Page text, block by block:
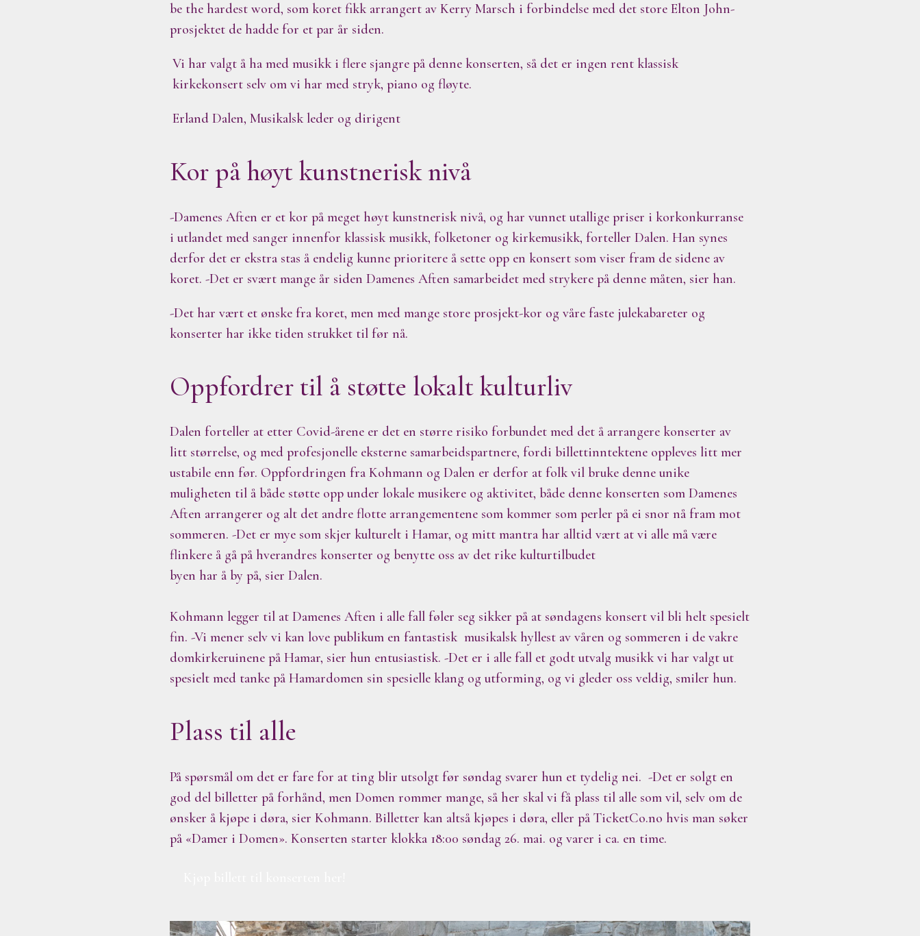
be the hardest word, som koret fikk arrangert av Kerry Marsch i forbindelse med det store Elton John-
prosjektet de hadde for et par år siden.
Vi har valgt å ha med musikk i flere sjangre på denne konserten, så det er ingen rent klassisk
kirkekonsert selv om vi har med stryk, piano og fløyte.
Erland Dalen, Musikalsk leder og dirigent
Kor på høyt kunstnerisk nivå
-Damenes Aften er et kor på meget høyt kunstnerisk nivå, og har vunnet utallige priser i korkonkurranse
i utlandet med sanger innenfor klassisk musikk, folketoner og kirkemusikk, forteller Dalen. Han synes
derfor det er ekstra stas å endelig kunne prioritere å sette opp en konsert som viser fram de sidene av
koret. -Det er svært mange år siden Damenes Aften samarbeidet med strykere på denne måten, sier han.
-Det har vært et ønske fra koret, men med mange store prosjekt-kor og våre faste julekabareter og
konserter har ikke tiden strukket til før nå.
Oppfordrer til å støtte lokalt kulturliv
Dalen forteller at etter Covid-årene er det en større risiko forbundet med det å arrangere konserter av
litt størrelse, og med profesjonelle eksterne samarbeidspartnere, fordi billettinntektene oppleves litt mer
ustabile enn før. Oppfordringen fra Kohmann og Dalen er derfor at folk vil bruke denne unike
muligheten til å både støtte opp under lokale musikere og aktivitet, både denne konserten som Damenes
Aften arrangerer og alt det andre flotte arrangementene som kommer som perler på ei snor nå fram mot
sommeren. -Det er mye som skjer kulturelt i Hamar, og mitt mantra har alltid vært at vi alle må være
flinkere å gå på hverandres konserter og benytte oss av det rike kulturtilbudet
byen har å by på, sier Dalen.
Kohmann legger til at Damenes Aften i alle fall føler seg sikker på at søndagens konsert vil bli helt spesielt
fin. -Vi mener selv vi kan love publikum en fantastisk musikalsk hyllest av våren og sommeren i de vakre
domkirkeruinene på Hamar, sier hun entusiastisk. -Det er i alle fall et godt utvalg musikk vi har valgt ut
spesielt med tanke på Hamardomen sin spesielle klang og utforming, og vi gleder oss veldig, smiler hun.
Plass til alle
På spørsmål om det er fare for at ting blir utsolgt før søndag svarer hun et tydelig nei. -Det er solgt en
god del billetter på forhånd, men Domen rommer mange, så her skal vi få plass til alle som vil, selv om de
ønsker å kjøpe i døra, sier Kohmann. Billetter kan altså kjøpes i døra, eller på TicketCo.no hvis man søker
på «Damer i Domen». Konserten starter klokka 18:00 søndag 26. mai. og varer i ca. en time.